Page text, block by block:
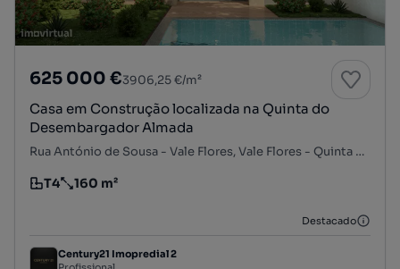
625 000 €3906,25 €/m²
Casa em Construção localizada na Quinta do
Desembargador Almada
Rua António de Sousa - Vale Flores, Vale Flores - Quinta do Chiado, Laranjeiro e Feijó, Almada, Setúbal
Tipologia
T4
Preço por metro quadrado
160 m²
Destacado
Century21 Imopredial 2